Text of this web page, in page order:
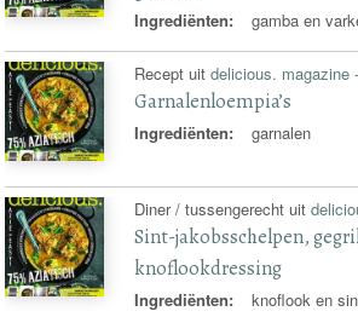
Ingrediënten: gamba en
Recept uitdelicious. magazine
Garnalenloempia’s
Ingrediënten: garnalen
Diner / tussengerecht uit
Sint-jakobsschelpen,
knoflookdressing
Ingrediënten: knoflook en